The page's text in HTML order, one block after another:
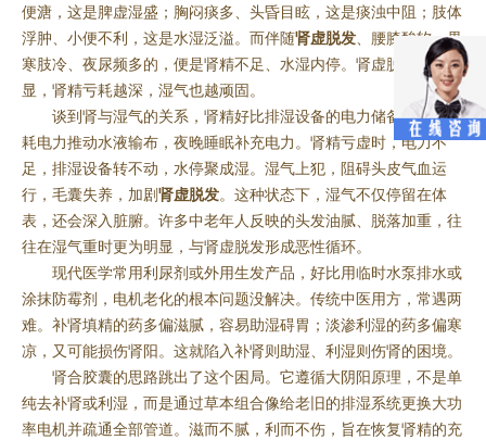
便溏，这是脾虚湿盛；胸闷痰多、头昏目眩，这是痰浊中阻；肢体
浮肿、小便不利，这是水湿泛溢。而伴随肾虚脱发、腰膝酸软、畏
寒肢冷、夜尿频多的，便是肾精不足、水湿内停。肾虚脱发越明
显，肾精亏耗越深，湿气也越顽固。
谈到肾与湿气的关系，肾精好比排湿设备的电力储备。白天消
耗电力推动水液输布，夜晚睡眠补充电力。肾精亏虚时，电力不
足，排湿设备转不动，水停聚成湿。湿气上犯，阻碍头皮气血运
行，毛囊失养，加剧 肾虚脱发。这种状态下，湿气不仅停留在体
表，还会深入脏腑。许多中老年人反映的头发油腻、脱落加重，往
往在湿气重时更为明显，与肾虚脱发形成恶性循环。
现代医学常用利尿剂或外用生发产品，好比用临时水泵排水或
涂抹防霉剂，电机老化的根本问题没解决。传统中医用方，常遇两
难。补肾填精的药多偏滋腻，容易助湿碍胃；淡渗利湿的药多偏寒
凉，又可能损伤肾阳。这就陷入补肾则助湿、利湿则伤肾的困境。
肾合胶囊的思路跳出了这个困局。它遵循大阴阳原理，不是单
纯去补肾或利湿，而是通过草本组合像给老旧的排湿系统更换大功
率电机并疏通全部管道。滋而不腻，利而不伤，旨在恢复肾精的充